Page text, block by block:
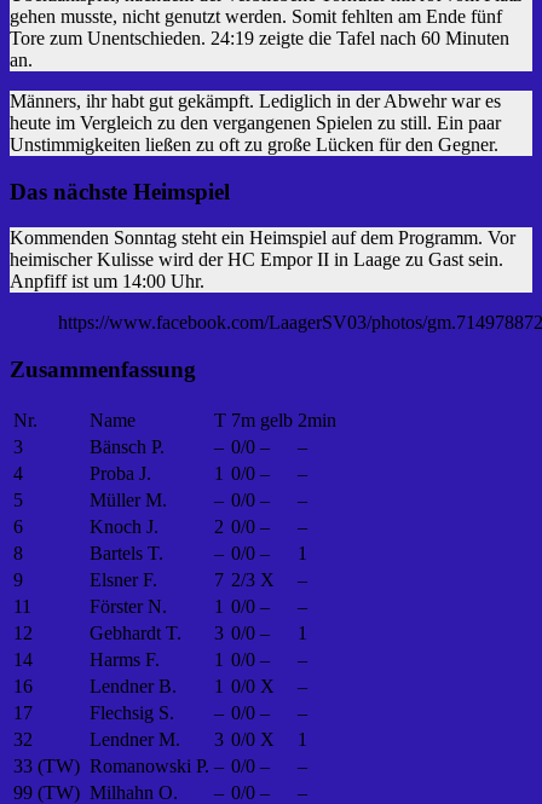
gehen musste, nicht genutzt werden. Somit fehlten am Ende fünf
Tore zum Unentschieden. 24:19 zeigte die Tafel nach 60 Minuten
an.
Männers, ihr habt gut gekämpft. Lediglich in der Abwehr war es
heute im Vergleich zu den vergangenen Spielen zu still. Ein paar
Unstimmigkeiten ließen zu oft zu große Lücken für den Gegner.
Das nächste Heimspiel
Kommenden Sonntag steht ein Heimspiel auf dem Programm. Vor
heimischer Kulisse wird der HC Empor II in Laage zu Gast sein.
Anpfiff ist um 14:00 Uhr.
https://www.facebook.com/LaagerSV03/photos/
Zusammenfassung
Nr. Name T 7m gelb 2min
3
Bänsch P. – 0/0 –
–
4
Proba J. 1 0/0 –
–
5
Müller M. – 0/0 –
–
6
Knoch J. 2 0/0 –
–
8
Bartels T. – 0/0 –
1
9
Elsner F. 7 2/3 X
–
11
Förster N. 1 0/0 –
–
12
Gebhardt T. 3 0/0 –
1
14
Harms F. 1 0/0 –
–
16
Lendner B. 1 0/0 X
–
17
Flechsig S. – 0/0 –
–
32
Lendner M. 3 0/0 X
1
33 (TW) Romanowski P. – 0/0 –
–
99 (TW) Milhahn O. – 0/0 –
–